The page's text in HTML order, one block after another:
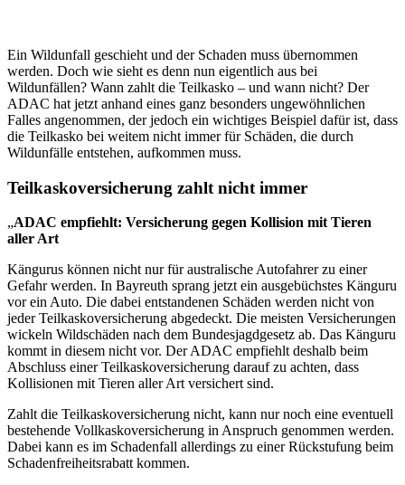
Ein Wildunfall geschieht und der Schaden muss übernommen
werden. Doch wie sieht es denn nun eigentlich aus bei
Wildunfällen? Wann zahlt die Teilkasko – und wann nicht? Der
ADAC hat jetzt anhand eines ganz besonders ungewöhnlichen
Falles angenommen, der jedoch ein wichtiges Beispiel dafür ist, dass
die Teilkasko bei weitem nicht immer für Schäden, die durch
Wildunfälle entstehen, aufkommen muss.
Teilkaskoversicherung zahlt nicht immer
„ADAC empfiehlt: Versicherung gegen Kollision mit Tieren
aller Art
Kängurus können nicht nur für australische Autofahrer zu einer
Gefahr werden. In Bayreuth sprang jetzt ein ausgebüchstes Känguru
vor ein Auto. Die dabei entstandenen Schäden werden nicht von
jeder Teilkaskoversicherung abgedeckt. Die meisten Versicherungen
wickeln Wildschäden nach dem Bundesjagdgesetz ab. Das Känguru
kommt in diesem nicht vor. Der ADAC empfiehlt deshalb beim
Abschluss einer Teilkaskoversicherung darauf zu achten, dass
Kollisionen mit Tieren aller Art versichert sind.
Zahlt die Teilkaskoversicherung nicht, kann nur noch eine eventuell
bestehende Vollkaskoversicherung in Anspruch genommen werden.
Dabei kann es im Schadenfall allerdings zu einer Rückstufung beim
Schadenfreiheitsrabatt kommen.